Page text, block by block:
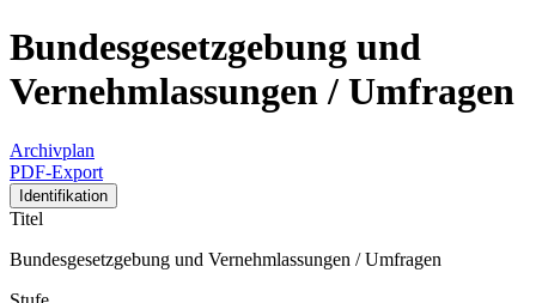
Bundesgesetzgebung und
Vernehmlassungen / Umfragen
Archivplan
PDF-Export
Identifikation
Titel
Bundesgesetzgebung und Vernehmlassungen / Umfragen